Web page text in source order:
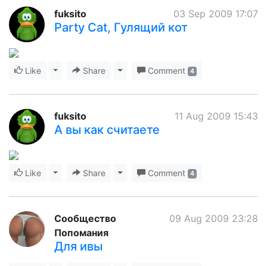
03 Sep 2009 17:07
fuksito
Party Cat, Гулящий кот
Like Toggle Dropdown
Share Toggle Dropdown
Comment 4
11 Aug 2009 15:43
fuksito
А вы как считаете
Like Toggle Dropdown
Share Toggle Dropdown
Comment 4
09 Aug 2009 23:28
Сообщество
Попомания
Для ивы